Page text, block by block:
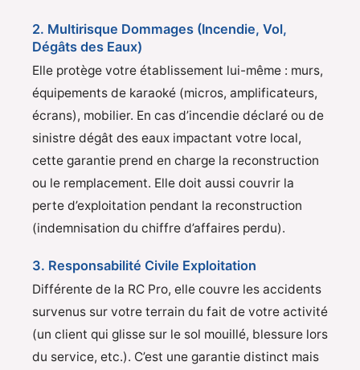
2. Multirisque Dommages (Incendie, Vol,
Dégâts des Eaux)
Elle protège votre établissement lui-même : murs,
équipements de karaoké (micros, amplificateurs,
écrans), mobilier. En cas d’incendie déclaré ou de
sinistre dégât des eaux impactant votre local,
cette garantie prend en charge la reconstruction
ou le remplacement. Elle doit aussi couvrir la
perte d’exploitation pendant la reconstruction
(indemnisation du chiffre d’affaires perdu).
3. Responsabilité Civile Exploitation
Différente de la RC Pro, elle couvre les accidents
survenus sur votre terrain du fait de votre activité
(un client qui glisse sur le sol mouillé, blessure lors
du service, etc.). C’est une garantie distinct mais